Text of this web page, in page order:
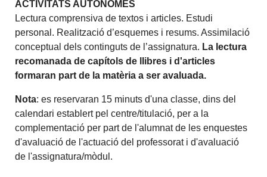
ACTIVITATS AUTÒNOMES
Lectura comprensiva de textos i articles. Estudi
personal. Realització d’esquemes i resums. Assimilació
conceptual dels continguts de l’assignatura. La lectura
recomanada de capítols de llibres i d'articles
formaran part de la matèria a ser avaluada.
Nota: es reservaran 15 minuts d'una classe, dins del
calendari establert pel centre/titulació, per a la
complementació per part de l'alumnat de les enquestes
d'avaluació de l'actuació del professorat i d'avaluació
de l'assignatura/mòdul.